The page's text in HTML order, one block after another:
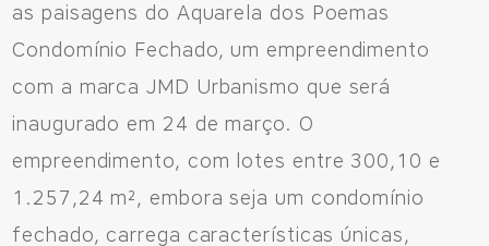
as paisagens do Aquarela dos Poemas
Condomínio Fechado, um empreendimento
com a marca JMD Urbanismo que será
inaugurado em 24 de março. O
empreendimento, com lotes entre 300,10 e
1.257,24 m², embora seja um condomínio
fechado, carrega características únicas,